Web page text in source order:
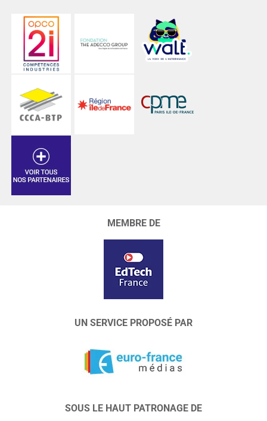
MEMBRE DE
UN SERVICE PROPOSÉ PAR
SOUS LE HAUT PATRONAGE DE